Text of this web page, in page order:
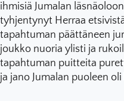
ihmisiä Jumalan
tyhjentynyt Herraa
tapahtuman päättäneen
joukko nuoria ylisti ja
tapahtuman puitteita
ja jano Jumalan puoleen